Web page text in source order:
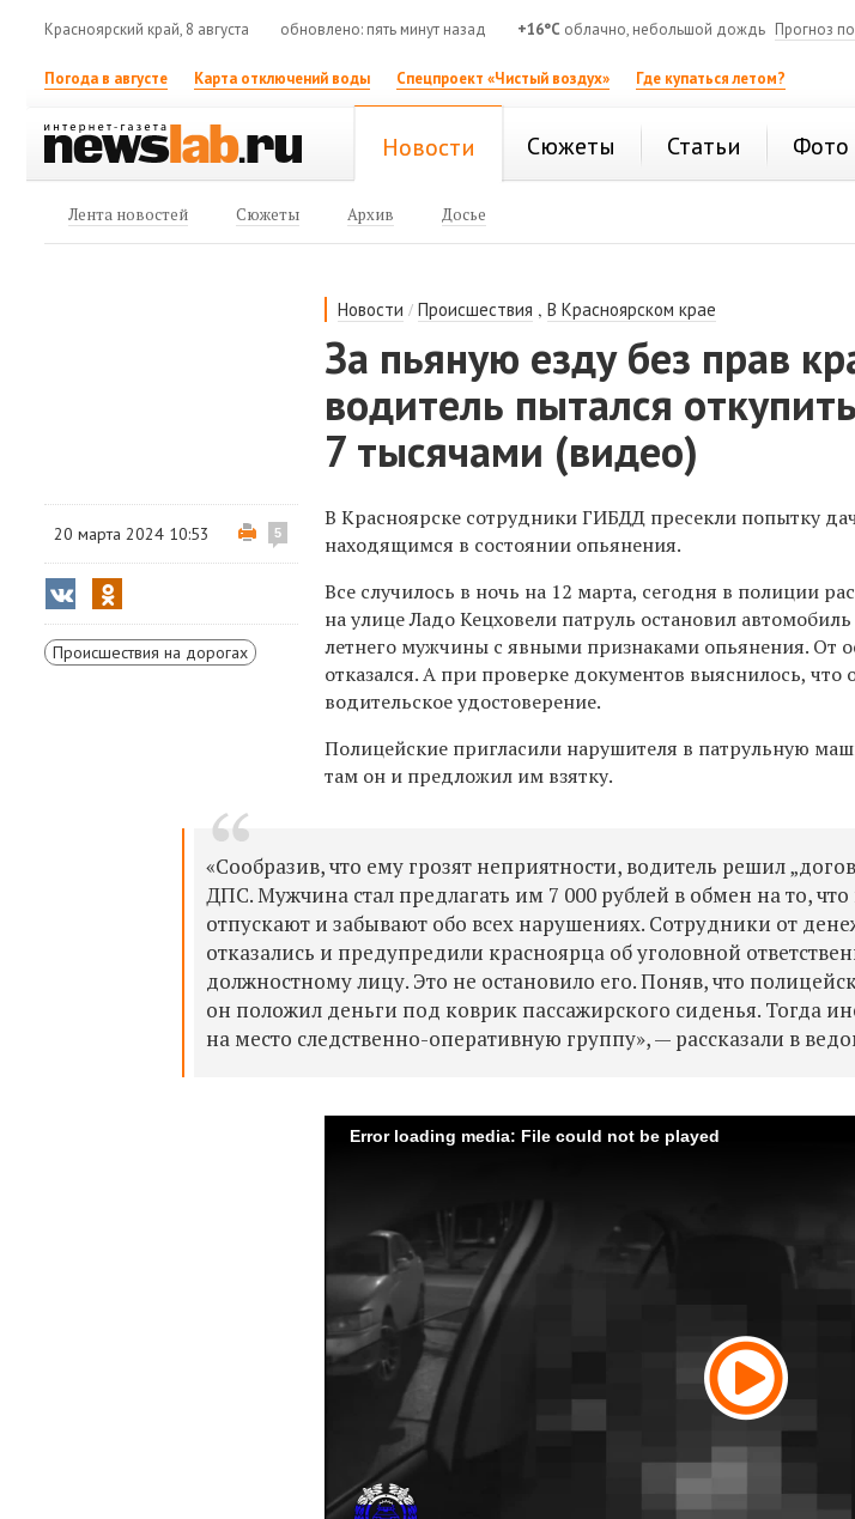
Красноярский край, 8 августа обновлено: пять минут назад +16°C облачно, небольшой дождь Прогноз
Погода в августе Карта отключений воды Спецпроект «Чистый воздух» Где купаться летом?
Новости Сюжеты Статьи Фото
Лента новостей Сюжеты Архив Досье
Новости /Происшествия ,В Красноярском крае
За пьяную езду без прав
водитель пытался
7 тысячами (видео)
20 марта 2024 10:53 5
Происшествия на дорогах
В Красноярске сотрудники ГИБДД пресекли попытку
находящимся в состоянии опьянения.
Все случилось в ночь на 12 марта, сегодня в полиции
на улице Ладо Кецховели патруль остановил
летнего мужчины с явными признаками опьянения. От
отказался. А при проверке документов выяснилось, что
водительское удостоверение.
Полицейские пригласили нарушителя в патрульную
там он и предложил им взятку.
«Сообразив, что ему грозят неприятности, водитель решил
ДПС. Мужчина стал предлагать им 7 000 рублей в обмен на то,
отпускают и забывают обо всех нарушениях. Сотрудники от
отказались и предупредили красноярца об уголовной
должностному лицу. Это не остановило его. Поняв, что
он положил деньги под коврик пассажирского сиденья. Тогда
на место следственно-оперативную группу», — рассказали в
Error loading media: File could not be played